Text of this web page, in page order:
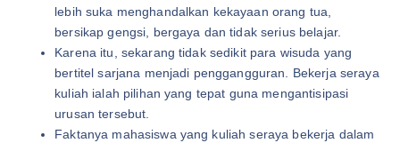
lebih suka menghandalkan kekayaan orang tua,
bersikap gengsi, bergaya dan tidak serius belajar.
Karena itu, sekarang tidak sedikit para wisuda yang
bertitel sarjana menjadi penggangguran. Bekerja seraya
kuliah ialah pilihan yang tepat guna mengantisipasi
urusan tersebut.
Faktanya mahasiswa yang kuliah seraya bekerja dalam